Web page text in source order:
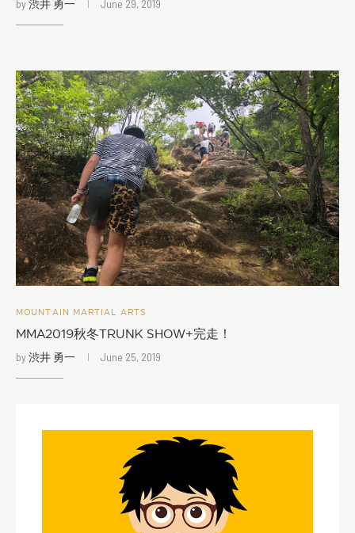
by渋井 勇一 June 29, 2019
MOUNTAIN MARTIAL ARTS
MMA2019秋冬TRUNK SHOW+完走！
by渋井 勇一 June 25, 2019